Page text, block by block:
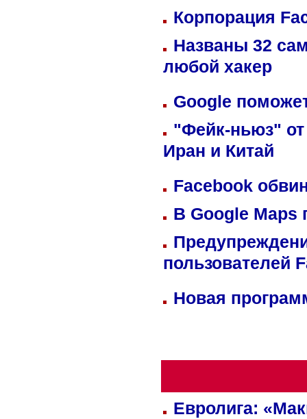
Корпорация
Названы 32
любой хакер
Google
"Фейк-ньюз" от
Иран и Китай
Facebook
В Google Maps
пользователей
Новая
Евролига: